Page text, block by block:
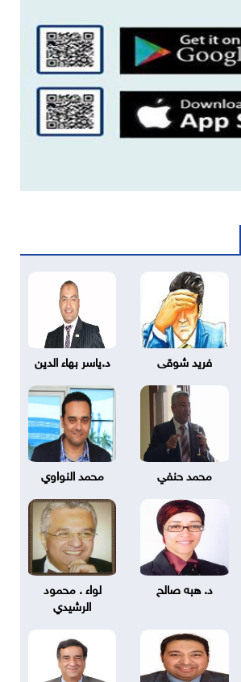
فريد شوقى د.ياسر بهاء الدين
محمد حنفي محمد النواوي
د. هبه صالح
لواء . محمود
الرشيدي